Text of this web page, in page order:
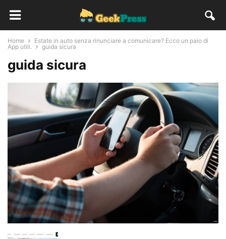
Home
Estate in auto senza rinunciare a comunicare? Ecco un paio di
App utili.
guida sicura
guida sicura